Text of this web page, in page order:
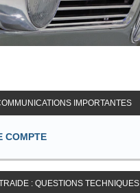
IMPORTANTES
COMPTE
: QUESTIONS TECHNIQUES